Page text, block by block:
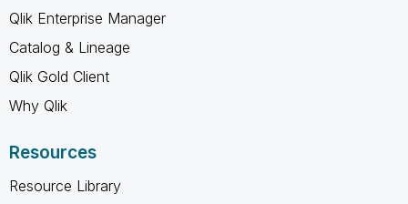
Qlik Enterprise Manager
Catalog & Lineage
Qlik Gold Client
Why Qlik
Resources
Resource Library